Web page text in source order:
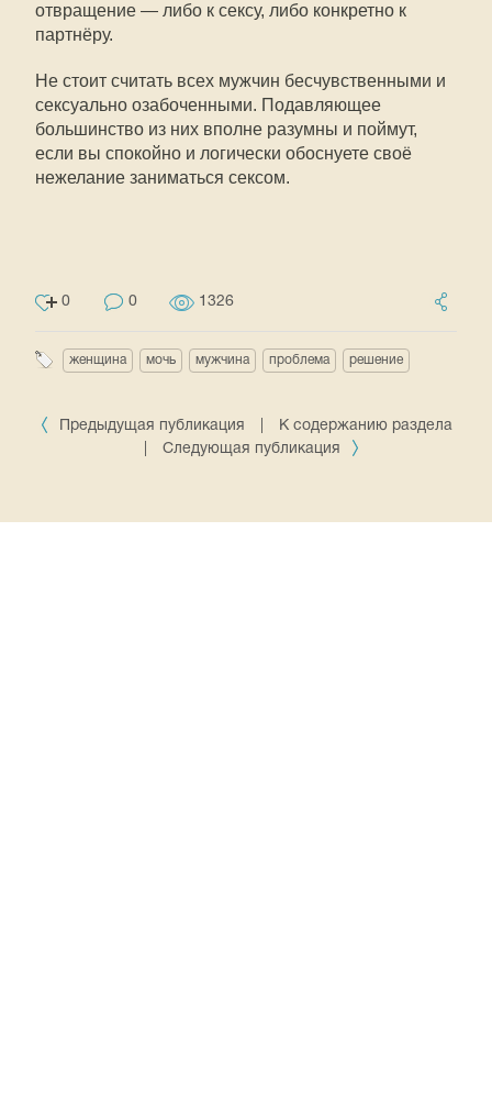
отвращение — либо к сексу, либо конкретно к
партнёру.
Не стоит считать всех мужчин бесчувственными и
сексуально озабоченными. Подавляющее
большинство из них вполне разумны и поймут,
если вы спокойно и логически обоснуете своё
нежелание заниматься сексом.
0 0 1326
женщина мочь мужчина проблема решение
Предыдущая публикация
К содержанию раздела
Следующая публикация